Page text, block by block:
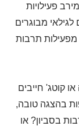
פעילויות
לגילאי מבוגרים
מפעילות תרבות
קוטג' חייבים
בהצגה טובה,
בסביון? או